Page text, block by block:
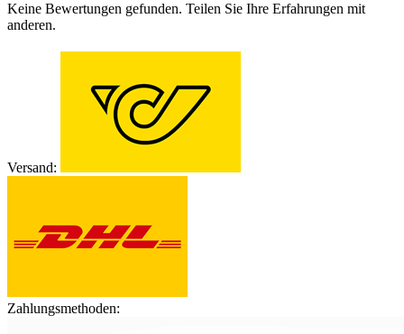
Keine Bewertungen gefunden. Teilen Sie Ihre Erfahrungen mit
anderen.
Versand:
Zahlungsmethoden: